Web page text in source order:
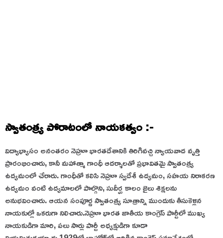
స్వాతంత్ర్య పోరాటంలో నాయకత్వం :-
విద్యాభ్యాసం అనంతరం నెహ్రూ భారతదేశానికి తిరిగివచ్చి న్యాయవాద వృత్తి
ప్రారంభించారు, కానీ మహాత్మా గాంధీ ఆదర్శాలతో ప్రభావితమై స్వాతంత్ర్య
ఉద్యమంలో చేరారు. గాంధీతో కలిసి నెహ్రూ స్వదేశీ ఉద్యమం, సహయ నిరాకరణ
ఉద్యమం వంటి ఉద్యమాలలో పాల్గొని, సుదీర్ఘ కాలం జైలు శిక్షలను
అనుభవించారు. ఆయన సంపూర్ణ స్వాతంత్ర్య సూత్రాన్ని ముందుకు తీసుకెళ్లిన
నాయకుల్లో ఒకరుగా నిలిచారు.నెహ్రూ భారత జాతీయ కాంగ్రెస్ పార్టీలో ముఖ్య
నాయకుడిగా మారి, పలు సార్లు పార్టీ అధ్యక్షుడిగా కూడా